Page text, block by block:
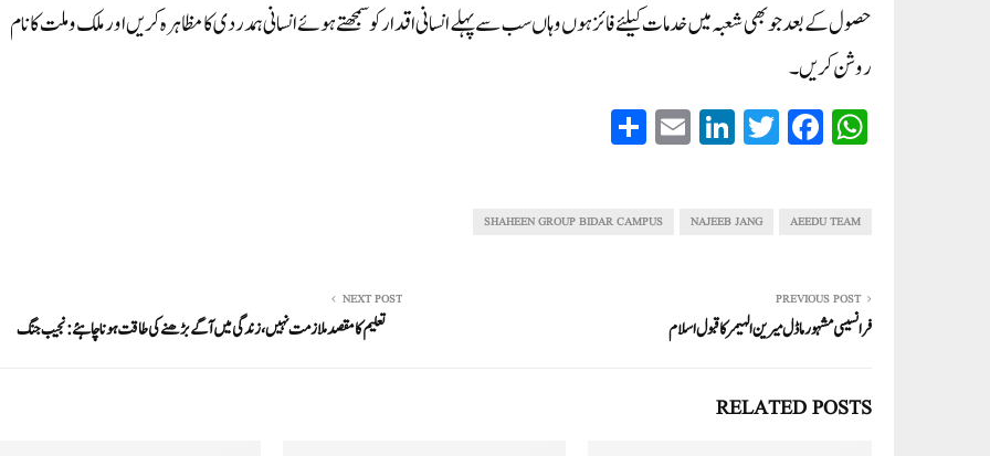
حصول کے بعد جو بھی شعبہ میں خدمات کیلئے فائز ہوں وہاں سب سے پہلے انسانی اقدار کو سمجھتے ہوئے انسانی ہمدردی کامظاہرہ کریں اور ملک و ملت کانام
روشن کریں۔
W
ha
A
Fa
ce
ok
T
wi
r
Li
nk
In
E
m
AEEDU TEAM
NAJEEB JANG
SHAHEEN GROUP BIDAR CAMPUS
PREVIOUS POST
فرانسیسی مشہور ماڈل میرین الہیمر کا قبول اسلام
NEXT POST
تعلیم کا مقصد ملازمت نہیں، زندگی میں آگے بڑھنے کی طاقت ہونا چاہئے:نجیب جنگ
RELATED POSTS